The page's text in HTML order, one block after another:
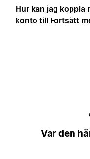
Hur kan jag
konto till Fortsätt
Var den